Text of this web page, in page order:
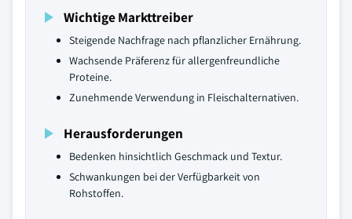
Wichtige Markttreiber
Steigende Nachfrage nach pflanzlicher Ernährung.
Wachsende Präferenz für allergenfreundliche
Proteine.
Zunehmende Verwendung in Fleischalternativen.
Herausforderungen
Bedenken hinsichtlich Geschmack und Textur.
Schwankungen bei der Verfügbarkeit von
Rohstoffen.